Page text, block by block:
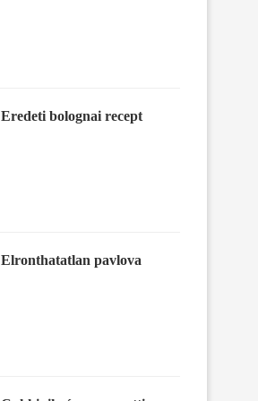
Eredeti bolognai recept
Elronthatatlan pavlova